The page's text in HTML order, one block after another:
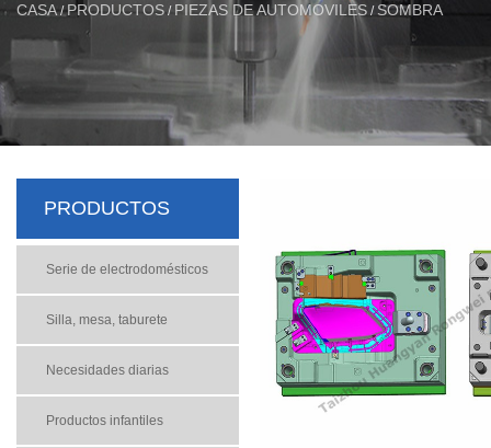
CASA/PRODUCTOS / PIEZAS DE AUTOMOVILES / SOMBRA
PRODUCTOS
Serie de electrodomésticos
Silla, mesa, taburete
Necesidades diarias
Productos infantiles